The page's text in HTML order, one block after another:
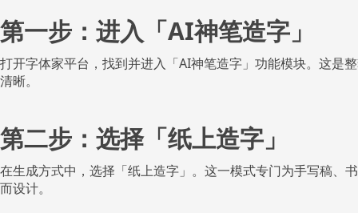
第一步：进入「AI神笔造字」
打开字体家平台，找到并进入「AI神笔造字」功能模块。这是
清晰。
第二步：选择「纸上造字」
在生成方式中，选择「纸上造字」。这一模式专门为手写稿、
而设计。